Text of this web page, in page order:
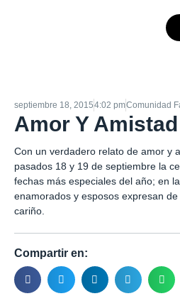
septiembre 18, 20154:02 pmComunidad
Amor Y
Con un verdadero relato de amor y
pasados 18 y 19 de septiembre la
fechas más especiales del año; en
enamorados y esposos expresan
cariño.
Compartir en: